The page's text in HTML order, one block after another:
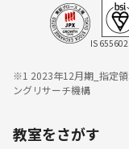
IS
※1 2023年12月期_指定領
ングリサーチ機構
教室をさがす